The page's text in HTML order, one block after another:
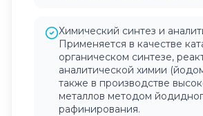
Химический синтез и
Применяется в качестве
органическом синтезе,
аналитической химии
также в производстве
металлов методом
рафинирования.